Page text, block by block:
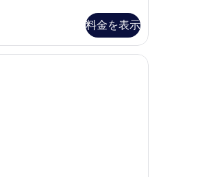
料金を表示
高級寝具、セレクト コンフォート製ベッド